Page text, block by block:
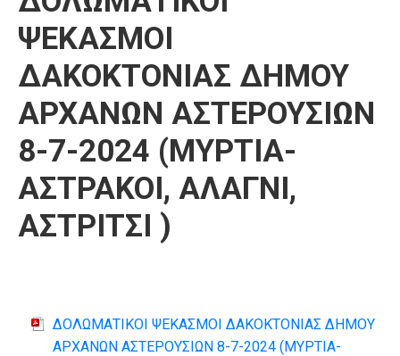
ΨΕΚΑΣΜΟΙ
ΔΑΚΟΚΤΟΝΙΑΣ ΔΗΜΟΥ
ΑΡΧΑΝΩΝ ΑΣΤΕΡΟΥΣΙΩΝ
8-7-2024 (ΜΥΡΤΙΑ-
ΑΣΤΡΑΚΟΙ, ΑΛΑΓΝΙ,
ΑΣΤΡΙΤΣΙ )
ΔΟΛΩΜΑΤΙΚΟΙ ΨΕΚΑΣΜΟΙ ΔΑΚΟΚΤΟΝΙΑΣ ΔΗΜΟΥ
ΑΡΧΑΝΩΝ ΑΣΤΕΡΟΥΣΙΩΝ 8-7-2024 (ΜΥΡΤΙΑ-